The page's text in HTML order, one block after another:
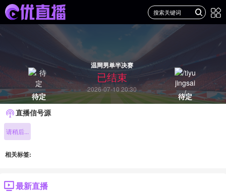
待定
温网男单半决赛
已结束
2026-07-10 20:30
待定
直播信号源
请稍后...
相关标签:
最新直播